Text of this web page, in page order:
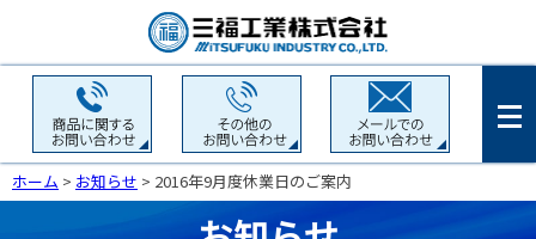
ホーム > お知らせ > 2016年9月度休業日のご案内